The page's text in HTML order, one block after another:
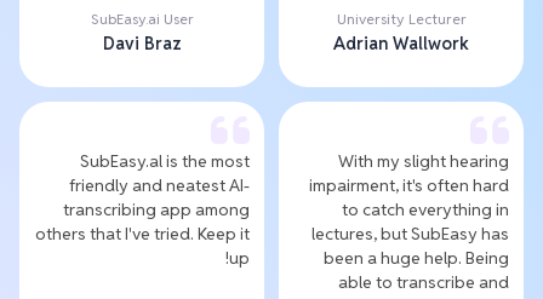
University Lecturer
Adrian Wallwork
SubEasy.ai User
Davi Braz
With my slight hearing
impairment, it's often hard
to catch everything in
lectures, but SubEasy has
been a huge help. Being
able to transcribe and
SubEasy.al is the most
friendly and neatest AI-
transcribing app among
others that I've tried. Keep it
up!